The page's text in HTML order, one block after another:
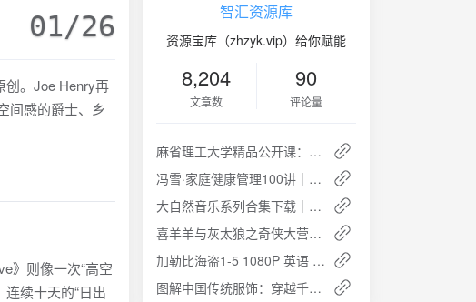
01/26
创。Joe Henry再
间感的爵士、乡
》则像一次“高空
续十天的“日出
智汇资源库
资源宝库（zhzyk.vip）给你赋能
8,204
文章数
90
评论量
麻省理工大学精品公开课：供应链管理全解 名教授亲授
冯雪·家庭健康管理100讲｜全家受益的健康管理课程
大自然音乐系列合集下载｜轻风细雨+花漾物语+望海等无损音源
喜羊羊与灰太狼之奇侠大营救 (2025) 更新60 完结 儿童动画片
加勒比海盗1-5 1080P 英语 中英双字
图解中国传统服饰：穿越千年的华服之美 [PDF]